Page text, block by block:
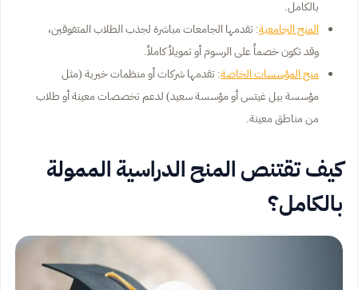
بالكامل.
المنح الجامعية: تقدمها الجامعات مباشرة لجذب الطلاب المتفوقين،
وقد تكون خصماً على الرسوم أو تمويلاً كاملاً.
منح المؤسسات الخاصة: تقدمها شركات أو منظمات خيرية (مثل
مؤسسة بيل غيتس أو مؤسسة سعيد) لدعم تخصصات معينة أو طلاب
من مناطق معينة.
كيف تقتنص المنح الدراسية الممولة
بالكامل؟